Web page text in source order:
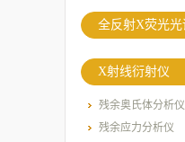
全反射X荧光光
X射线衍射仪
残余奥氏体分析仪
残余应力分析仪